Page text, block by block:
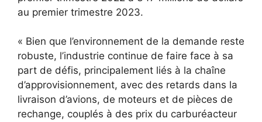
au premier trimestre 2023.
« Bien que l’environnement de la demande reste
robuste, l’industrie continue de faire face à sa
part de défis, principalement liés à la chaîne
d’approvisionnement, avec des retards dans la
livraison d’avions, de moteurs et de pièces de
rechange, couplés à des prix du carburéacteur